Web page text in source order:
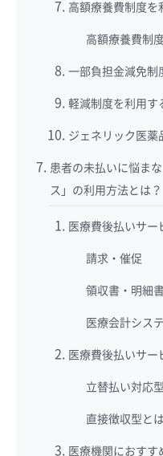
高額療養費制度を
高額療養費制
一部負担金減免制
軽減制度を利用す
ジェネリック医薬
患者の未払いに悩ま
ス」の利用方法とは？
医療費後払いサー
請求・催促
領収書・明細
医療会計シス
医療費後払いサー
立替払い対応
直接徴収型とは
医療機関におす